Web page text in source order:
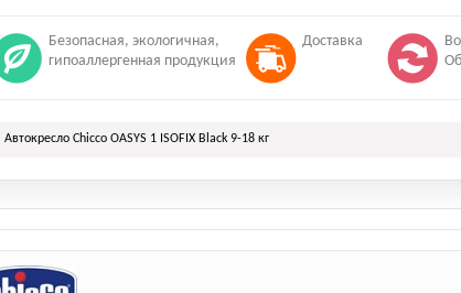
Безопасная, экологичная,
гипоаллергенная продукция
Доставка
Автокресло Chicco OASYS 1 ISOFIX Black 9-18 кг